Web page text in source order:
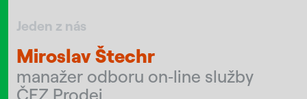
Jeden z nás
Miroslav Štechr
manažer odboru on‑line služby
ČEZ Prodej